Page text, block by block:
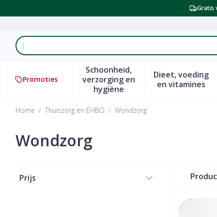
Gratis
Product, merk, categorie...
Promoties
Schoonheid,
verzorging en
hygiëne
Toon submenu voor
Dieet, voeding
en vitamines
Toon
Home / Thuiszorg en EHBO / Wondzorg
Wondzorg
Prijs